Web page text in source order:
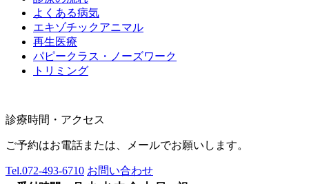
よくある病気
エキゾチックアニマル
再生医療
パピークラス・ノーズワーク
トリミング
診療時間・アクセス
ご予約はお電話または、メールでお願いします。
Tel.072-493-6710 お問い合わせ